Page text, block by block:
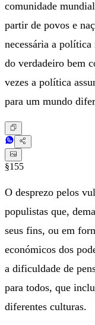
comunidade
partir de povos e
necessária a
do verdadeiro bem
vezes a política
para um mundo
§155
O desprezo pelos
populistas que,
seus fins, ou em
económicos dos
a dificuldade de
para todos, que
diferentes culturas.